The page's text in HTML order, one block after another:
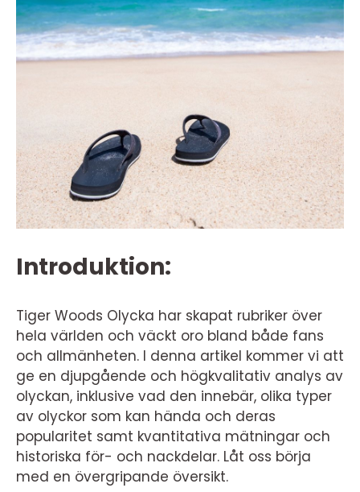
Introduktion:
Tiger Woods Olycka har skapat rubriker över
hela världen och väckt oro bland både fans
och allmänheten. I denna artikel kommer vi att
ge en djupgående och högkvalitativ analys av
olyckan, inklusive vad den innebär, olika typer
av olyckor som kan hända och deras
popularitet samt kvantitativa mätningar och
historiska för- och nackdelar. Låt oss börja
med en övergripande översikt.